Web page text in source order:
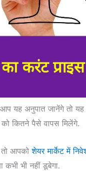
यह अनुपात जानेंगे तो
को कितने पैसे वापस मिलेंगे.
आपको शेयर मार्केट में
भी नहीं डूबेगा.